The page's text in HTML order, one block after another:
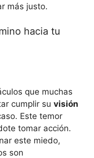
más justo.
hacia tu
que muchas
cumplir su visión
Este temor
tomar acción.
este miedo,
son